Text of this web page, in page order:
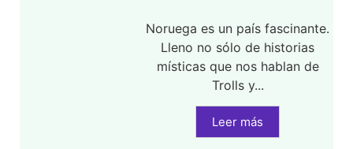
Noruega es un país fascinante.
Lleno no sólo de historias
místicas que nos hablan de
Trolls y...
Leer más